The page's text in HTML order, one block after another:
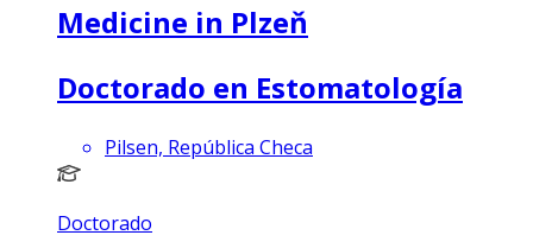
Medicine in Plzeň
Doctorado en Estomatología
Pilsen, República Checa
Doctorado